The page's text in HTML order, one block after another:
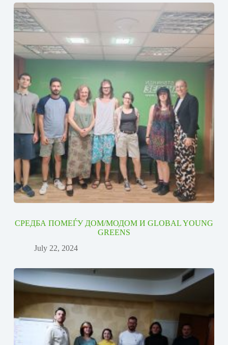
СРЕДБА ПОМЕЃУ ДОМ/МОДОМ И GLOBAL YOUNG
GREENS
July 22, 2024